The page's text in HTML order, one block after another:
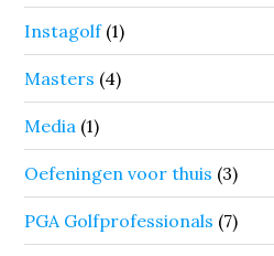
Instagolf(1)
Masters (4)
Media (1)
Oefeningen voor thuis (3)
PGA Golfprofessionals (7)